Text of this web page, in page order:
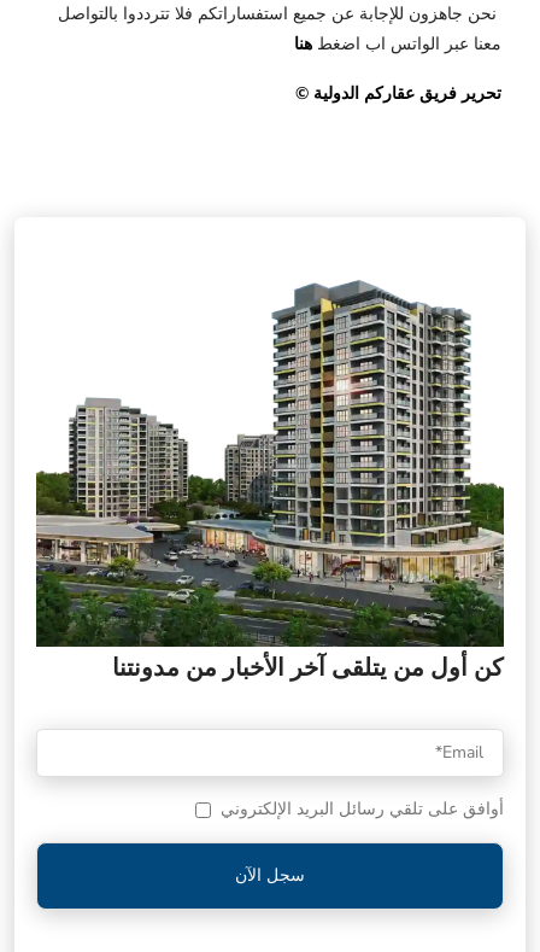
نحن جاهزون للإجابة عن جميع استفساراتكم فلا تترددوا بالتواصل
معنا عبر الواتس اب اضغط هنا
تحرير فريق عقاركم الدولية ©
كن أول من يتلقى آخر الأخبار من مدونتنا
أوافق على تلقي رسائل البريد الإلكتروني
سجل الآن